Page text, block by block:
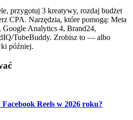
przygotuj 3 kreatywy, rozdaj budżet
CPA. Narzędzia, które pomogą: Meta
Analytics 4, Brand24,
TubeBuddy. Zrobisz to — albo
później.
Reels w 2026 roku?